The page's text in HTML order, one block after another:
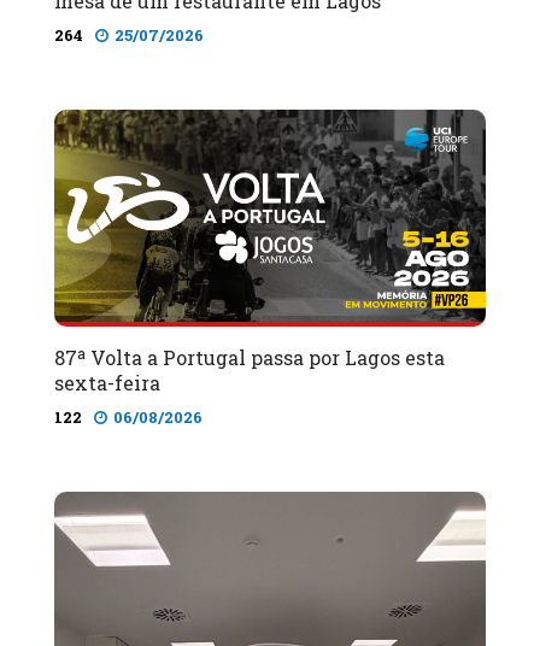
264 25/07/2026
87ª Volta a Portugal passa por Lagos esta
sexta-feira
122 06/08/2026